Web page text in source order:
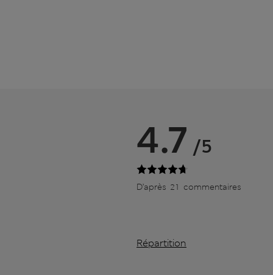
4.7 /5
D’après 21 commentaires
Répartition